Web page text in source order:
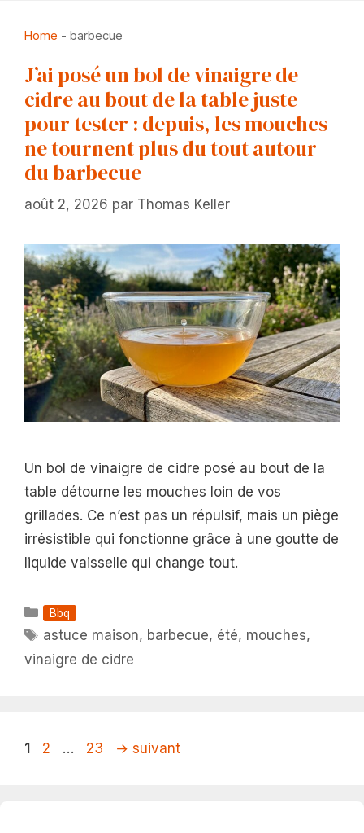
Home - barbecue
J’ai posé un bol de vinaigre de
cidre au bout de la table juste
pour tester : depuis, les mouches
ne tournent plus du tout autour
du barbecue
août 2, 2026 par Thomas Keller
Un bol de vinaigre de cidre posé au bout de la
table détourne les mouches loin de vos
grillades. Ce n’est pas un répulsif, mais un piège
irrésistible qui fonctionne grâce à une goutte de
liquide vaisselle qui change tout.
Catégories
Bbq
Étiquettes
astuce maison, barbecue, été, mouches,
vinaigre de cidre
Page
1 Page
2 … Page
23 → suivant